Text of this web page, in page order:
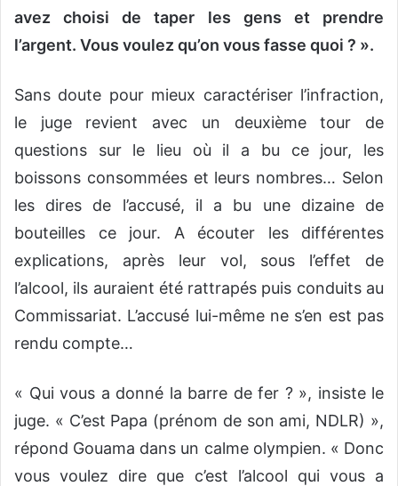
avez choisi de taper les gens et prendre
l’argent. Vous voulez qu’on vous fasse quoi ? ».
Sans doute pour mieux caractériser l’infraction,
le juge revient avec un deuxième tour de
questions sur le lieu où il a bu ce jour, les
boissons consommées et leurs nombres… Selon
les dires de l’accusé, il a bu une dizaine de
bouteilles ce jour. A écouter les différentes
explications, après leur vol, sous l’effet de
l’alcool, ils auraient été rattrapés puis conduits au
Commissariat. L’accusé lui-même ne s’en est pas
rendu compte…
« Qui vous a donné la barre de fer ? », insiste le
juge. « C’est Papa (prénom de son ami, NDLR) »,
répond Gouama dans un calme olympien. « Donc
vous voulez dire que c’est l’alcool qui vous a